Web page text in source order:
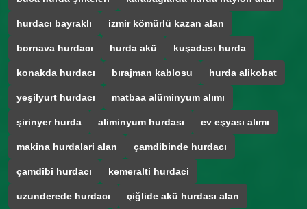
hurdacı bayraklı izmir kömürlü kazan alan
bornava hurdacı hurda akü kuşadası hurda
konakda hurdacı bırajman kablosu hurda alikobat
yeşilyurt hurdacı matbaa alüminyum alımı
şirinyer hurda aliminyum hurdası ev eşyası alımı
makina hurdalari alan çamdibinde hurdacı
çamdibi hurdacı kemeralti hurdaci
uzunderede hurdacı çiğlide akü hurdası alan